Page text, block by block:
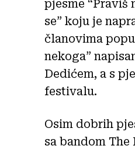
pjesme “Praviš
se” koju je
članovima
nekoga”
Dedićem, a s
festivalu.
Osim dobrih
sa bandom